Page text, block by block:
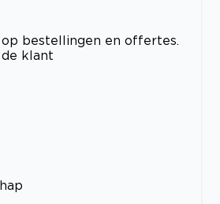
bestellingen en offertes.
klant